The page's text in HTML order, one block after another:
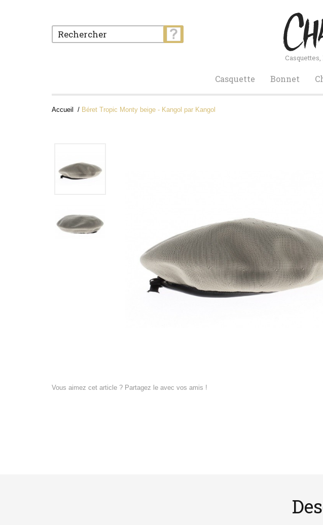
Casquette Bonnet
Accueil Béret Tropic Monty beige - Kangol par Kangol
Vous aimez cet article ? Partagez le avec vos amis !